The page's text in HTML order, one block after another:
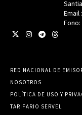
Fono:
RED NACIONAL DE
NOSOTROS
POLÍTICA DE USO Y
TARIFARIO SERVEL